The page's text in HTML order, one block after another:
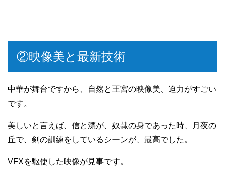
②映像美と最新技術
中華が舞台ですから、自然と王宮の映像美、迫力がすごい
です。
美しいと言えば、信と漂が、奴隷の身であった時、月夜の
丘で、剣の訓練をしているシーンが、最高でした。
VFXを駆使した映像が見事です。